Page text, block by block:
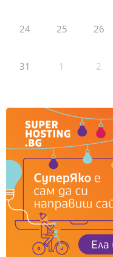
24 25 26
31 1 2